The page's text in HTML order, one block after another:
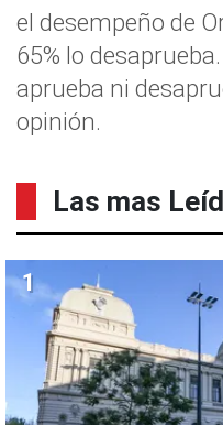
el desempeño de
65% lo
aprueba ni
opinión.
Las mas